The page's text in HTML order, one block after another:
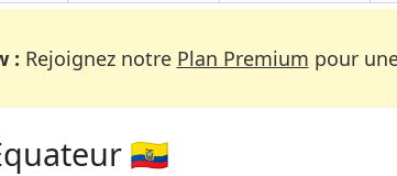
: Rejoignez notre Plan Premium pour
🇪🇨